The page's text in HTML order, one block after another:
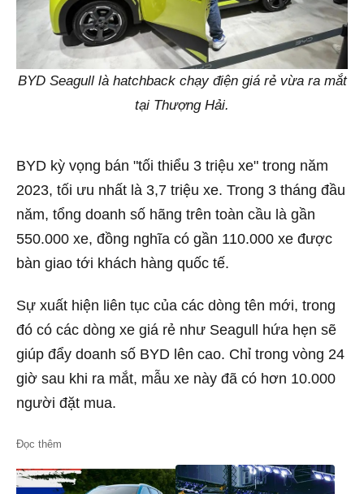
BYD Seagull là hatchback chạy điện giá rẻ vừa ra mắt
tại Thượng Hải.
BYD kỳ vọng bán "tối thiểu 3 triệu xe" trong năm
2023, tối ưu nhất là 3,7 triệu xe. Trong 3 tháng đầu
năm, tổng doanh số hãng trên toàn cầu là gần
550.000 xe, đồng nghĩa có gần 110.000 xe được
bàn giao tới khách hàng quốc tế.
Sự xuất hiện liên tục của các dòng tên mới, trong
đó có các dòng xe giá rẻ như Seagull hứa hẹn sẽ
giúp đẩy doanh số BYD lên cao. Chỉ trong vòng 24
giờ sau khi ra mắt, mẫu xe này đã có hơn 10.000
người đặt mua.
Đọc thêm